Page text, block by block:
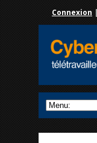
Connexion |